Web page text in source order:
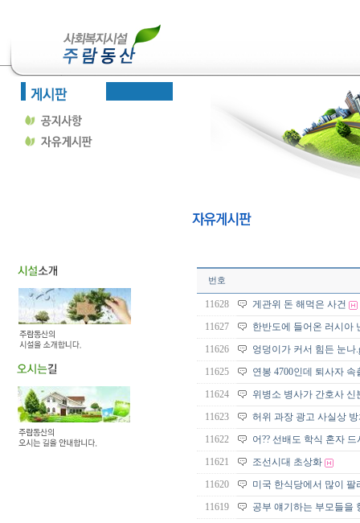
번호
11628
게관위 돈 해먹은 사건
11627
한반도에 들어온 러시아
11626
엉덩이가 커서 힘든 눈나
11625
연봉 4700인데 퇴사자
11624
위병소 병사가 간호사 신
11623
허위 과장 광고 사실상
11622
어?? 선배도 학식 혼자
11621
조선시대 초상화
11620
미국 한식당에서 많이 팔
11619
공부 얘기하는 부모들을